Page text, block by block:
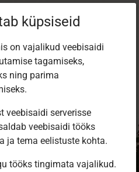
küpsiseid
on vajalikud veebisaidi
tagamiseks,
ning parima
veebisaidi serverisse
veebisaidi tööks
ja tema eelistuste kohta.
tööks tingimata vajalikud.